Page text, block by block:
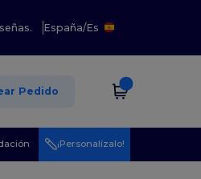
España/Es
Pedido
¡Personalízalo!